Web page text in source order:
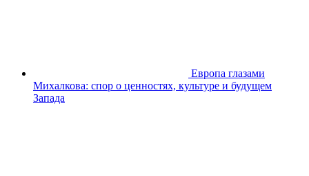
Европа глазами
Михалкова: спор о ценностях, культуре и будущем
Запада